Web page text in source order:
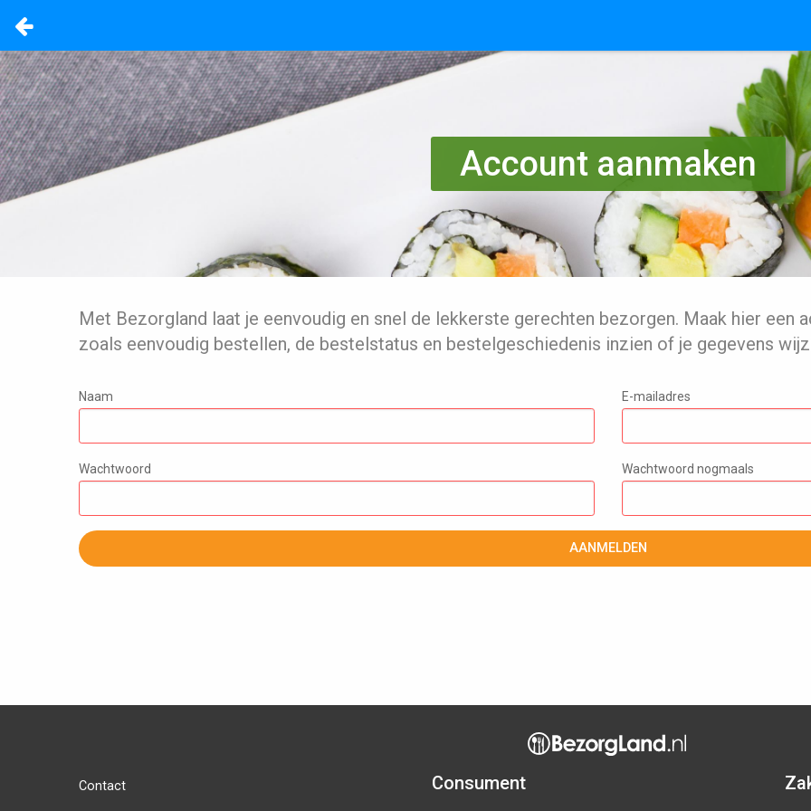
Account aanmaken
Met Bezorgland laat je eenvoudig en snel de lekkerste gerechten bezorgen. Maak hier een
zoals eenvoudig bestellen, de bestelstatus en bestelgeschiedenis inzien of je gegevens
Naam E-mailadres
Wachtwoord Wachtwoord nogmaals
AANMELDEN
Contact Consument